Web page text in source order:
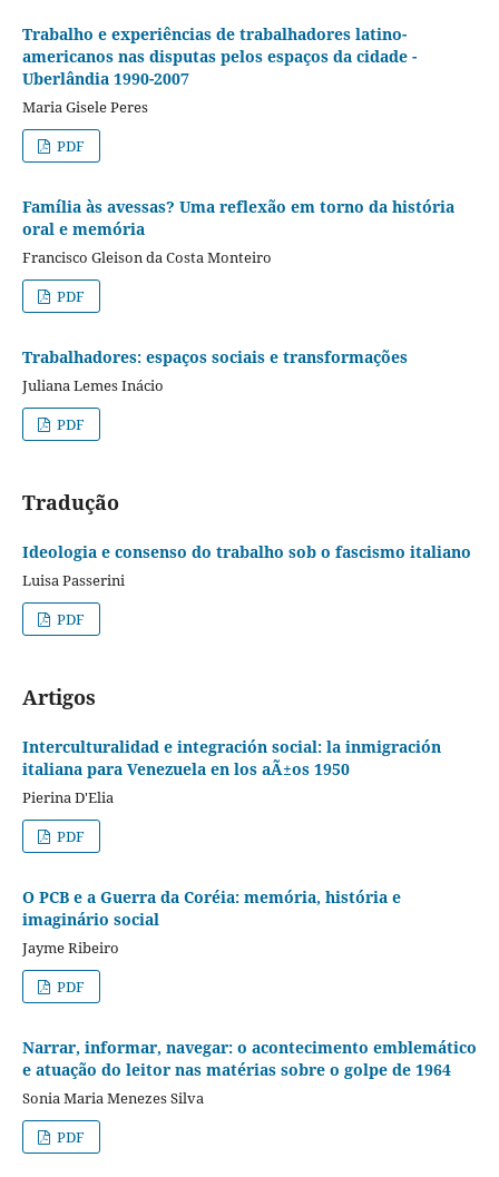
Trabalho e experiências de trabalhadores latino-
americanos nas disputas pelos espaços da cidade -
Uberlândia 1990-2007
Maria Gisele Peres
PDF
Família às avessas? Uma reflexão em torno da história
oral e memória
Francisco Gleison da Costa Monteiro
PDF
Trabalhadores: espaços sociais e transformações
Juliana Lemes Inácio
PDF
Tradução
Ideologia e consenso do trabalho sob o fascismo italiano
Luisa Passerini
PDF
Artigos
Interculturalidad e integración social: la inmigración
italiana para Venezuela en los aÃ±os 1950
Pierina D'Elia
PDF
O PCB e a Guerra da Coréia: memória, história e
imaginário social
Jayme Ribeiro
PDF
Narrar, informar, navegar: o acontecimento emblemático
e atuação do leitor nas matérias sobre o golpe de 1964
Sonia Maria Menezes Silva
PDF